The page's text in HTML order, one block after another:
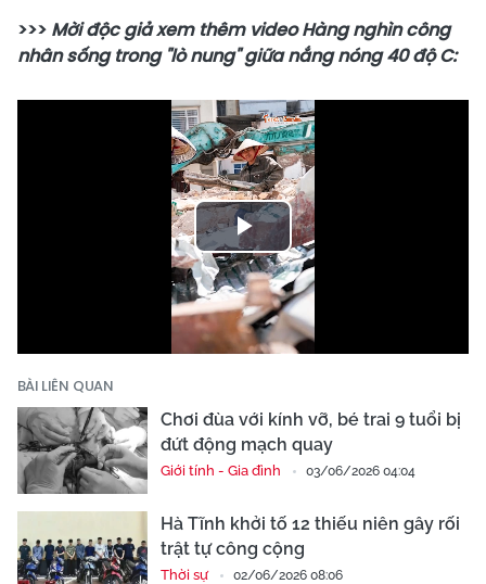
>>> Mời độc giả xem thêm video Hàng nghìn công
nhân sống trong "lò nung" giữa nắng nóng 40 độ C:
Play
Video
BÀI LIÊN QUAN
Chơi đùa với kính vỡ, bé trai 9 tuổi bị
đứt động mạch quay
Giới tính - Gia đình 03/06/2026 04:04
Hà Tĩnh khởi tố 12 thiếu niên gây rối
trật tự công cộng
Thời sự 02/06/2026 08:06